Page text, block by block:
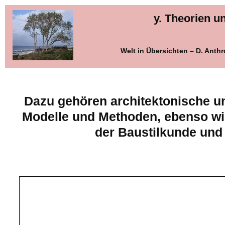
y. Theorien
Welt in Übersichten – D.
Dazu gehören architektonische
Modelle und Methoden, ebenso
der Baustilkunde